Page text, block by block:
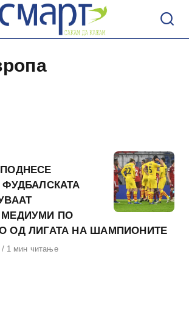
ПО
ОД ЛИГАТА НА ШАМПИОНИТЕ
1 мин читање